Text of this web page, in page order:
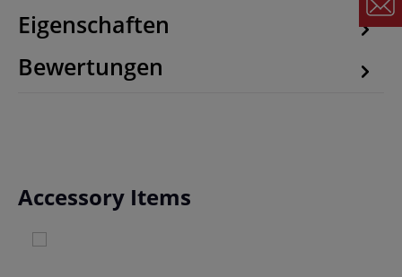
Eigenschaften
Bewertungen
Produktgalerie überspringen
Accessory Items